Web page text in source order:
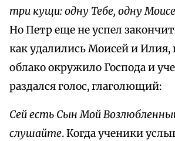
три кущи: одну Тебе, одну
Но Петр еще не успел
как удалились Моисей и Илия,
облако окружило Господа и
раздался голос, глаголющий:
Сей есть Сын Мой
слушайте. Когда ученики